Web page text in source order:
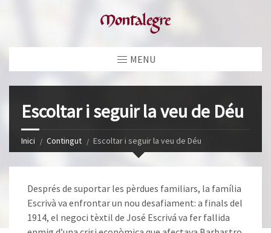
MENU
Escoltar i seguir la veu de Déu
Inici Contingut Escoltar i seguir la veu de Déu
Després de suportar les pèrdues familiars, la família
Escrivà va enfrontar un nou desafiament: a finals del
1914, el negoci tèxtil de José Escrivá va fer fallida